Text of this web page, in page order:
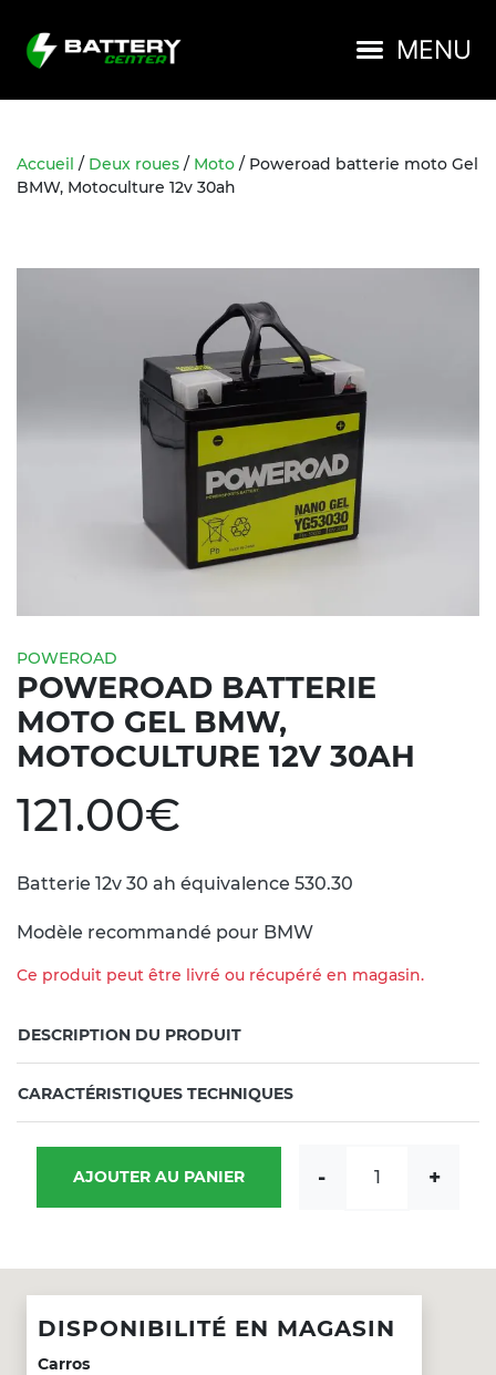
principale
contenu
pied
page
MENU
Accueil / Deux roues / Moto / Poweroad batterie moto Gel
BMW, Motoculture 12v 30ah
POWEROAD
POWEROAD BATTERIE
MOTO GEL BMW,
MOTOCULTURE 12V 30AH
121.00€
Batterie 12v 30 ah équivalence 530.30
Modèle recommandé pour BMW
Ce produit peut être livré ou récupéré en magasin.
DESCRIPTION DU PRODUIT
CARACTÉRISTIQUES TECHNIQUES
+
-
AJOUTER AU PANIER
DISPONIBILITÉ EN MAGASIN
Carros